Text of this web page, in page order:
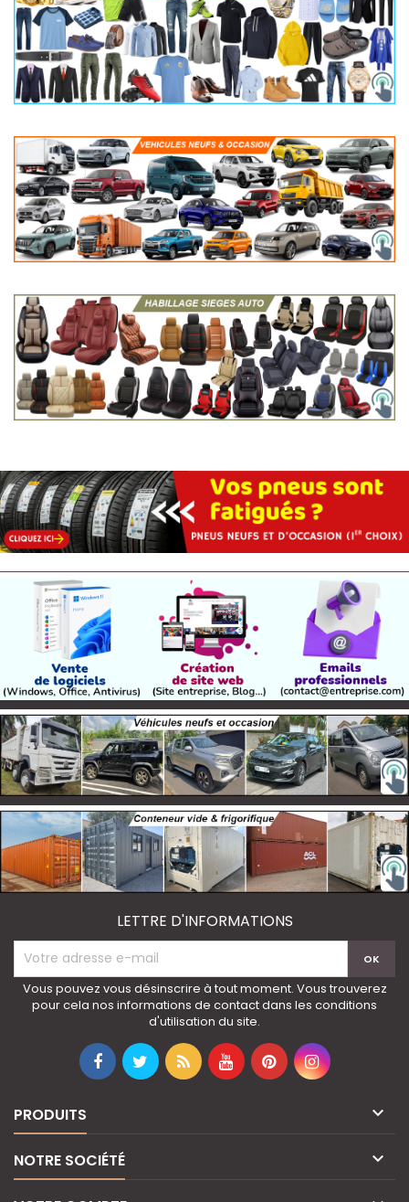
LETTRE D'INFORMATIONS
Vous pouvez vous désinscrire à tout moment. Vous trouverez
pour cela nos informations de contact dans les conditions
d'utilisation du site.
PRODUITS 
NOTRE SOCIÉTÉ 